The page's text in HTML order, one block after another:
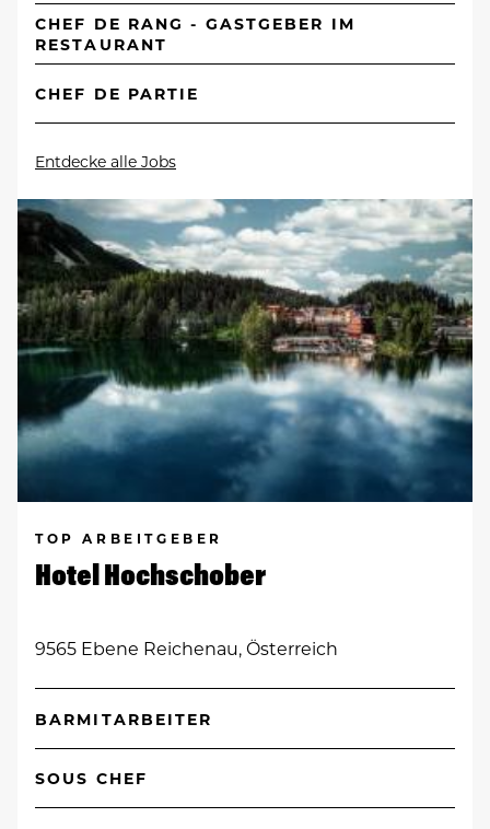
CHEF DE RANG - GASTGEBER IM
RESTAURANT
CHEF DE PARTIE
Entdecke alle Jobs
TOP ARBEITGEBER
Hotel Hochschober
9565 Ebene Reichenau, Österreich
BARMITARBEITER
SOUS CHEF